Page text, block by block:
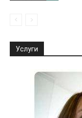
Услуги